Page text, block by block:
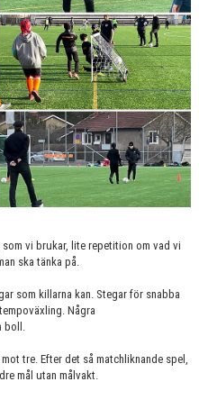
vi brukar, lite repetition om vad vi
ska tänka på.
som killarna kan. Stegar för snabba
Några
boll.
tre. Efter det så matchliknande spel,
mål utan målvakt.